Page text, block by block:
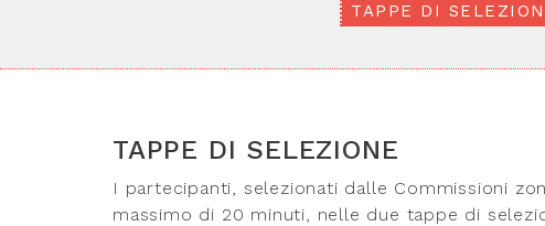
TAPPE DI
TAPPE DI SELEZIONE
I partecipanti, selezionati dalle Commissioni
massimo di 20 minuti, nelle due tappe di